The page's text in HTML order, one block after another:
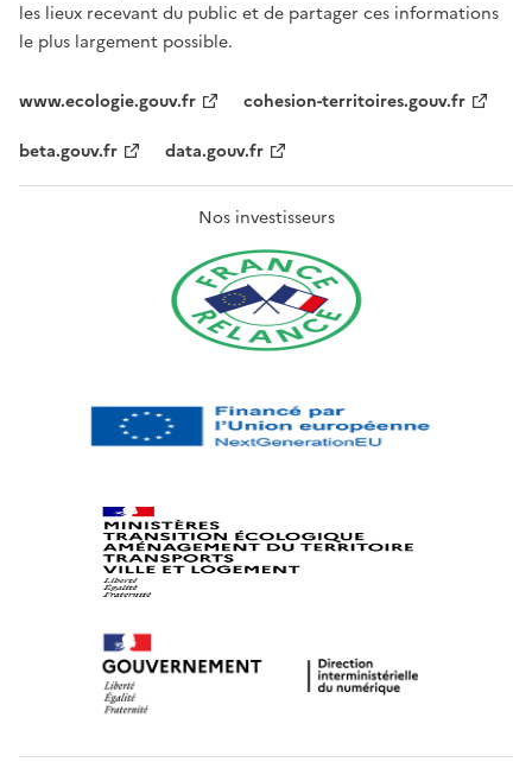
les lieux recevant du public et de partager ces informations
le plus largement possible.
www.ecologie.gouv.fr
cohesion-territoires.gouv.fr
beta.gouv.fr
data.gouv.fr
Nos investisseurs